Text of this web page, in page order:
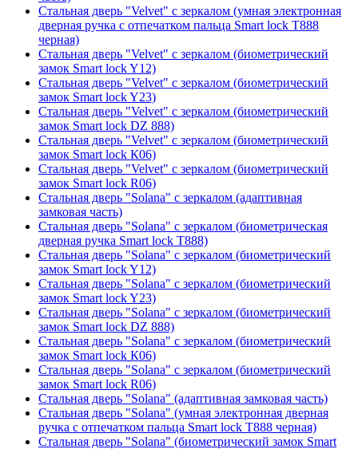
Стальная дверь "Velvet" с зеркалом (умная электронная
дверная ручка с отпечатком пальца Smart lock T888
черная)
Стальная дверь "Velvet" с зеркалом (биометрический
замок Smart lock Y12)
Стальная дверь "Velvet" с зеркалом (биометрический
замок Smart lock Y23)
Стальная дверь "Velvet" с зеркалом (биометрический
замок Smart lock DZ 888)
Стальная дверь "Velvet" с зеркалом (биометрический
замок Smart lock К06)
Стальная дверь "Velvet" с зеркалом (биометрический
замок Smart lock R06)
Стальная дверь "Solana" с зеркалом (адаптивная
замковая часть)
Стальная дверь "Solana" с зеркалом (биометрическая
дверная ручка Smart lock T888)
Стальная дверь "Solana" с зеркалом (биометрический
замок Smart lock Y12)
Стальная дверь "Solana" с зеркалом (биометрический
замок Smart lock Y23)
Стальная дверь "Solana" с зеркалом (биометрический
замок Smart lock DZ 888)
Стальная дверь "Solana" с зеркалом (биометрический
замок Smart lock К06)
Стальная дверь "Solana" с зеркалом (биометрический
замок Smart lock R06)
Стальная дверь "Solana" (адаптивная замковая часть)
Стальная дверь "Solana" (умная электронная дверная
ручка с отпечатком пальца Smart lock T888 черная)
Стальная дверь "Solana" (биометрический замок Smart